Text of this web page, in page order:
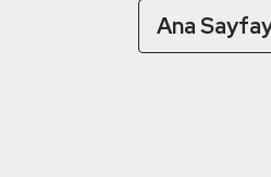
Ana